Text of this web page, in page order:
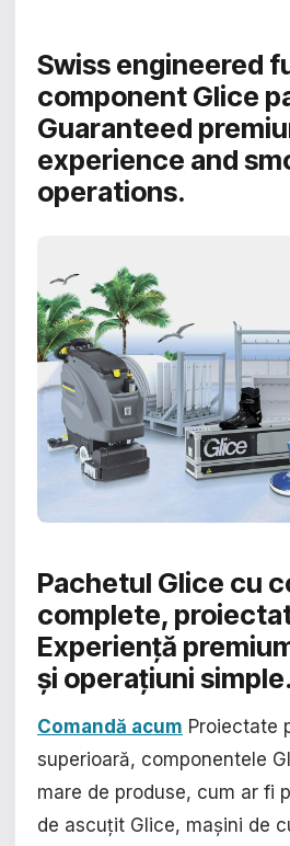
Swiss engineered
component Glice
Guaranteed
experience and
operations.
Pachetul Glice cu
complete,
Experiență
și operațiuni simple.
Comandă acum Proiectate
superioară, componentele
mare de produse, cum ar fi
de ascuțit Glice, mașini de